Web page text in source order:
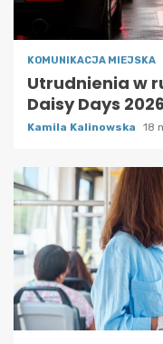
KOMUNIKACJA MIEJSKA
Utrudnienia w
Daisy Days
Kamila Kalinowska 18